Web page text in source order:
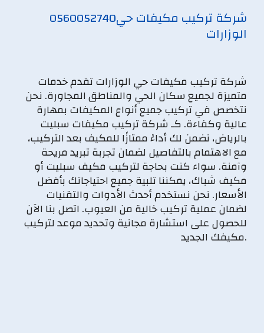
0560052740شركة تركيب مكيفات حي
الوزارات
شركة تركيب مكيفات حي الوزارات تقدم خدمات
متميزة لجميع سكان الحي والمناطق المجاورة. نحن
نتخصص في تركيب جميع أنواع المكيفات بمهارة
عالية وكفاءة. كـ شركة تركيب مكيفات سبليت
بالرياض، نضمن لك أداءً ممتازًا للمكيف بعد التركيب،
مع الاهتمام بالتفاصيل لضمان تجربة تبريد مريحة
وآمنة. سواء كنت بحاجة لتركيب مكيف سبليت أو
مكيف شباك، يمكننا تلبية جميع احتياجاتك بأفضل
الأسعار. نحن نستخدم أحدث الأدوات والتقنيات
لضمان عملية تركيب خالية من العيوب. اتصل بنا الآن
للحصول على استشارة مجانية وتحديد موعد لتركيب
مكيفك الجديد.